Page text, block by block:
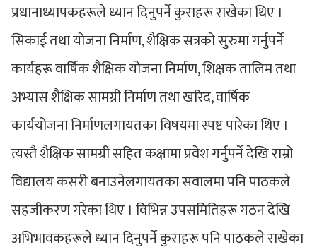
प्रधानाध्यापकहरूले ध्यान दिनुपर्ने कुराहरू राखेका थिए ।
सिकाई तथा योजना निर्माण, शैक्षिक सत्रको सुरुमा गर्नुपर्ने
कार्यहरू वार्षिक शैक्षिक योजना निर्माण, शिक्षक तालिम तथा
अभ्यास शैक्षिक सामग्री निर्माण तथा खरिद, वार्षिक
कार्ययोजना निर्माणलगायतका विषयमा स्पष्ट पारेका थिए ।
त्यस्तै शैक्षिक सामग्री सहित कक्षामा प्रवेश गर्नुपर्ने देखि राम्रो
विद्यालय कसरी बनाउनेलगायतका सवालमा पनि पाठकले
सहजीकरण गरेका थिए । विभिन्न उपसमितिहरू गठन देखि
अभिभावकहरूले ध्यान दिनुपर्ने कुराहरू पनि पाठकले राखेका